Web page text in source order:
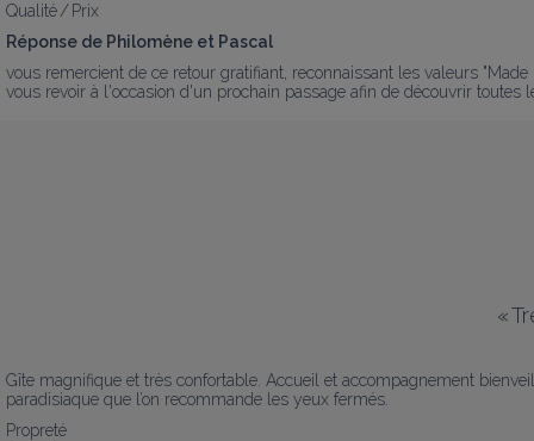
Qualité / Prix
Réponse de Philomène et Pascal
vous remercient de ce retour gratifiant, reconnaissant les valeurs
vous revoir à l'occasion d'un prochain passage afin de découvrir
«
Gîte magnifique et très confortable. Accueil et accompagnement
paradisiaque que l’on recommande les yeux fermés.
Propreté